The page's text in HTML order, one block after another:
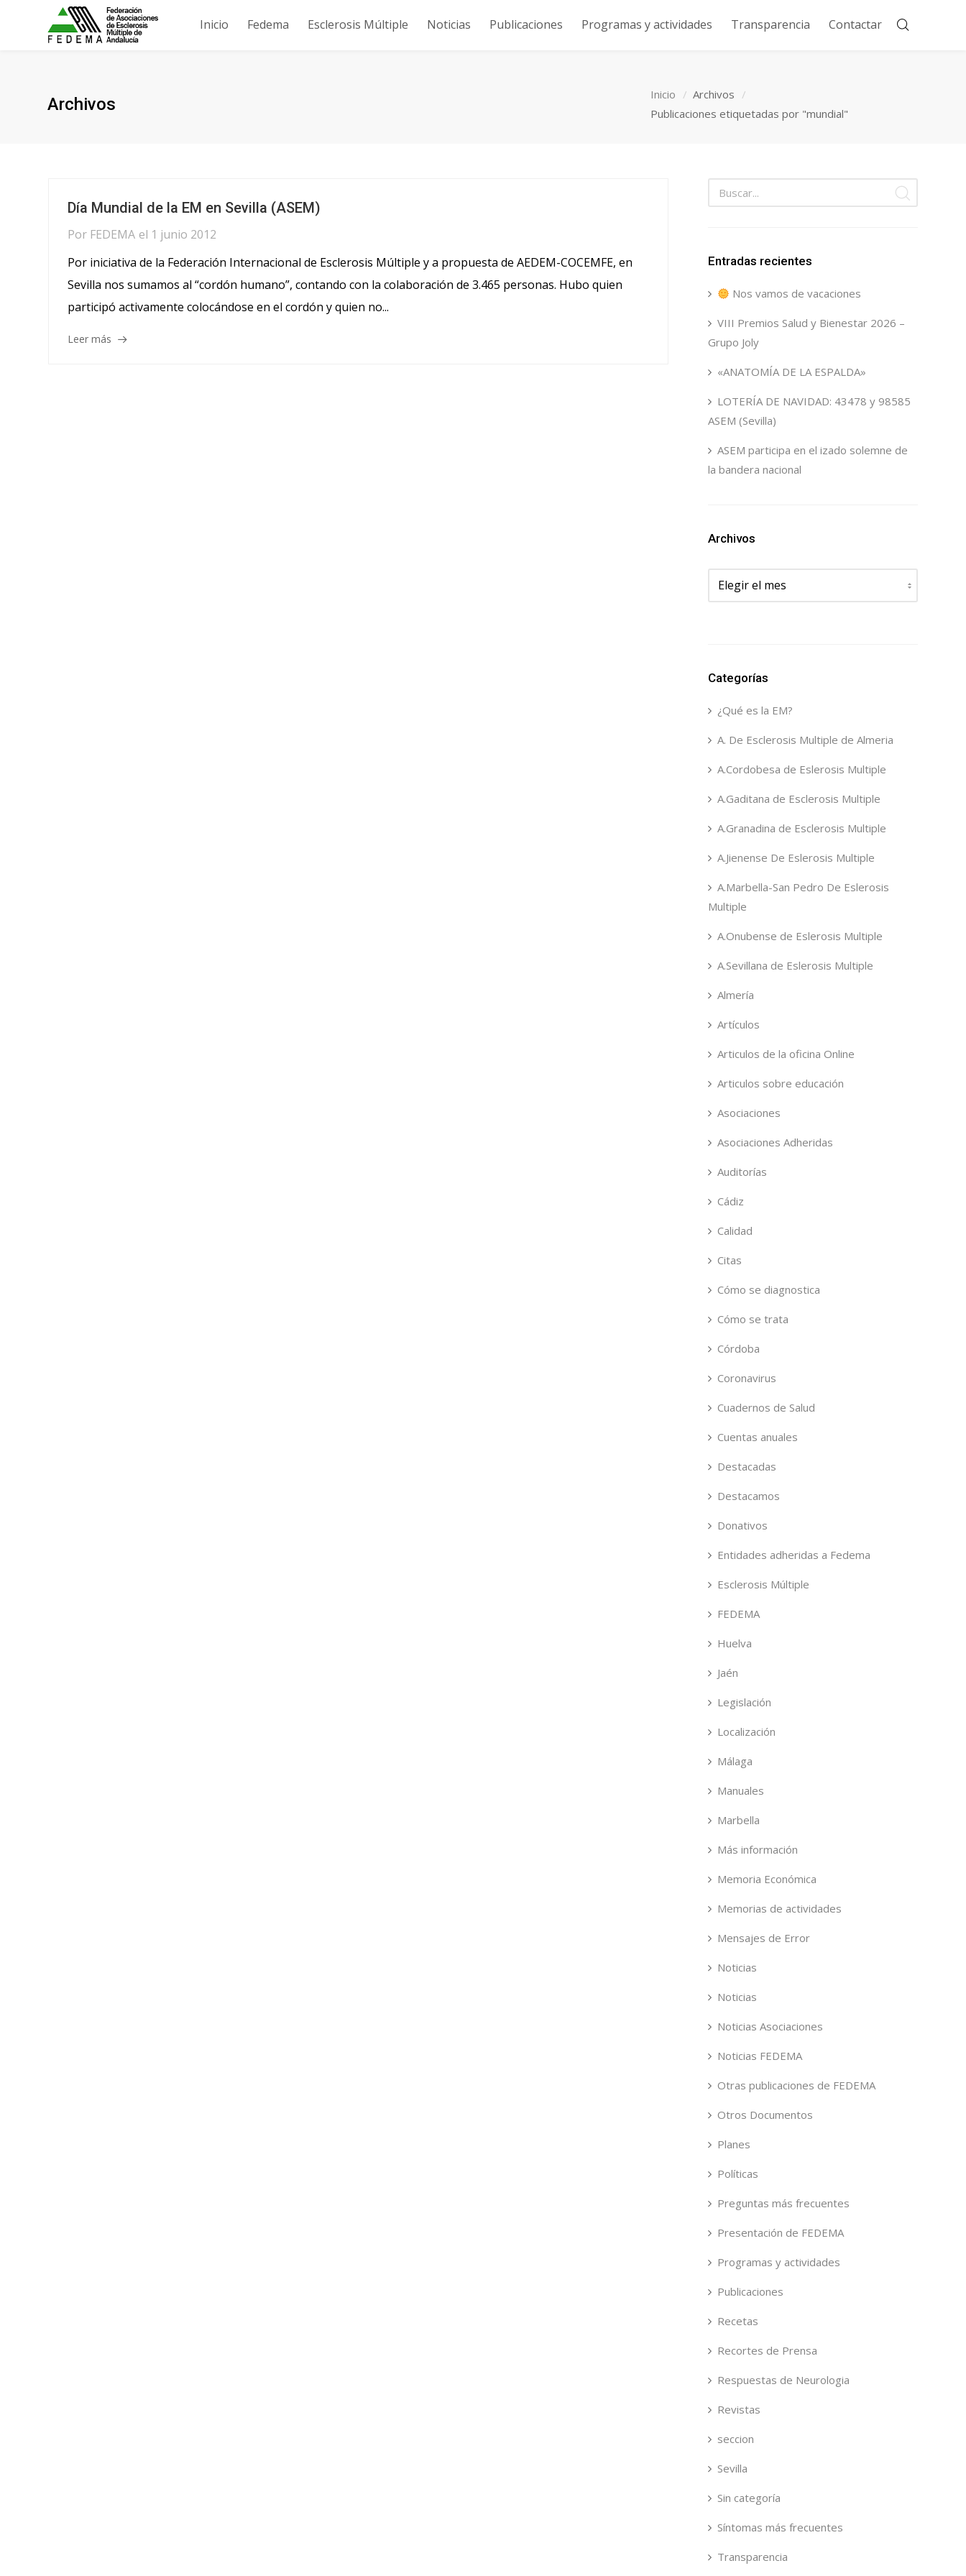
Inicio Fedema Esclerosis Múltiple Noticias Publicaciones Programas y actividades Transparencia Contactar
Archivos Inicio
Archivos
Publicaciones etiquetadas por "mundial"
Día Mundial de la EM en Sevilla (ASEM)
Por FEDEMA el 1 junio 2012
Por iniciativa de la Federación Internacional de Esclerosis Múltiple y a propuesta de AEDEM-COCEMFE, en
Sevilla nos sumamos al “cordón humano”, contando con la colaboración de 3.465 personas. Hubo quien
participó activamente colocándose en el cordón y quien no...
Leer más
Entradas recientes
Nos vamos de vacaciones
VIII Premios Salud y Bienestar 2026 –
Grupo Joly
«ANATOMÍA DE LA ESPALDA»
LOTERÍA DE NAVIDAD: 43478 y 98585
ASEM (Sevilla)
ASEM participa en el izado solemne de
la bandera nacional
Archivos
Archivos
Categorías
¿Qué es la EM?
A. De Esclerosis Multiple de Almeria
A.Cordobesa de Eslerosis Multiple
A.Gaditana de Esclerosis Multiple
A.Granadina de Esclerosis Multiple
A.Jienense De Eslerosis Multiple
A.Marbella-San Pedro De Eslerosis
Multiple
A.Onubense de Eslerosis Multiple
A.Sevillana de Eslerosis Multiple
Almería
Artículos
Articulos de la oficina Online
Articulos sobre educación
Asociaciones
Asociaciones Adheridas
Auditorías
Cádiz
Calidad
Citas
Cómo se diagnostica
Cómo se trata
Córdoba
Coronavirus
Cuadernos de Salud
Cuentas anuales
Destacadas
Destacamos
Donativos
Entidades adheridas a Fedema
Esclerosis Múltiple
FEDEMA
Huelva
Jaén
Legislación
Localización
Málaga
Manuales
Marbella
Más información
Memoria Económica
Memorias de actividades
Mensajes de Error
Noticias
Noticias
Noticias Asociaciones
Noticias FEDEMA
Otras publicaciones de FEDEMA
Otros Documentos
Planes
Políticas
Preguntas más frecuentes
Presentación de FEDEMA
Programas y actividades
Publicaciones
Recetas
Recortes de Prensa
Respuestas de Neurologia
Revistas
seccion
Sevilla
Sin categoría
Síntomas más frecuentes
Transparencia